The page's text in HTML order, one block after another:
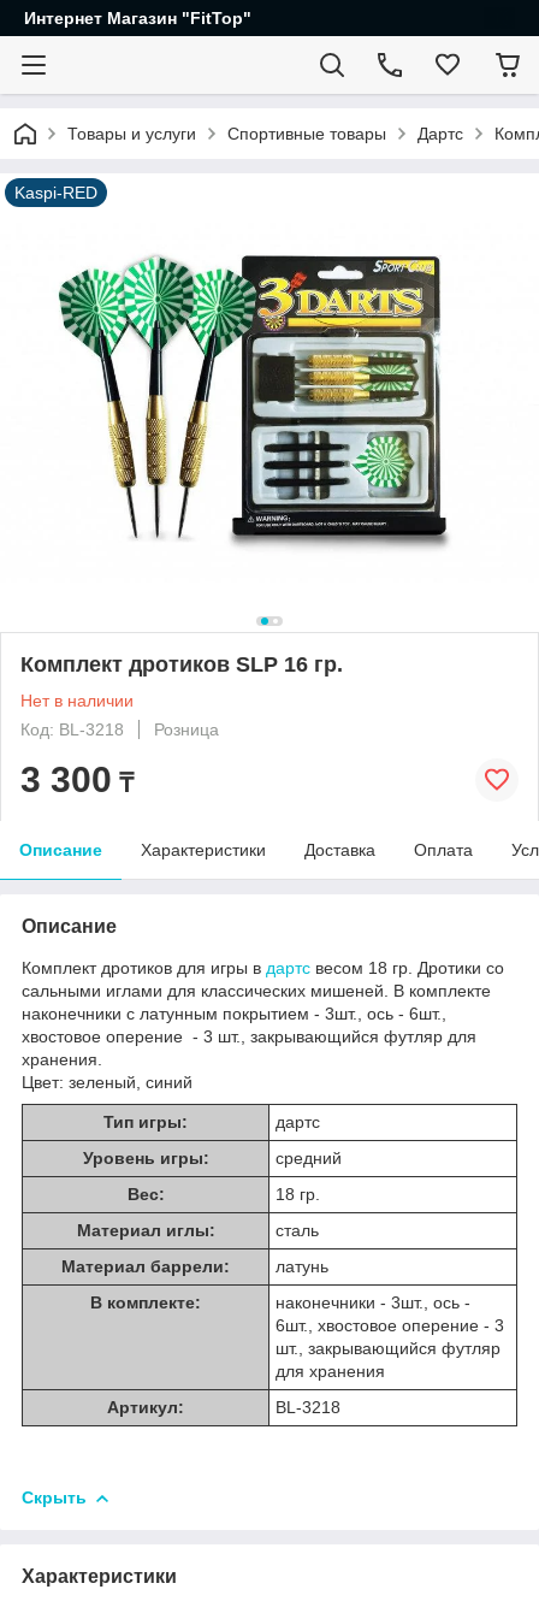
Интернет Магазин "FitTop"
Товары и услуги Спортивные товары Дартс
Kaspi-RED
Комплект дротиков SLP 16 гр.
Нет в наличии
Код: BL-3218
Розница
3 300 ₸
Описание Характеристики Доставка Оплата
Описание
Комплект дротиков для игры в дартс весом 18 гр. Дротики со
сальными иглами для классических мишеней. В комплекте
наконечники с латунным покрытием - 3шт., ось - 6шт.,
хвостовое оперение - 3 шт., закрывающийся футляр для
хранения.
Цвет: зеленый, синий
Тип игры:
дартс
Уровень игры:
средний
Вес:
18 гр.
Материал иглы:
сталь
Материал баррели:
латунь
В комплекте:
наконечники - 3шт., ось -
6шт., хвостовое оперение - 3
шт., закрывающийся футляр
для хранения
Артикул:
BL-3218
Скрыть
Характеристики